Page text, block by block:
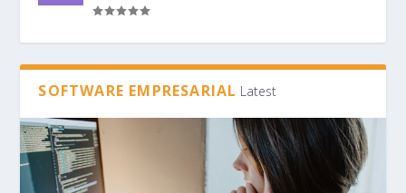
SOFTWARE EMPRESARIAL Latest